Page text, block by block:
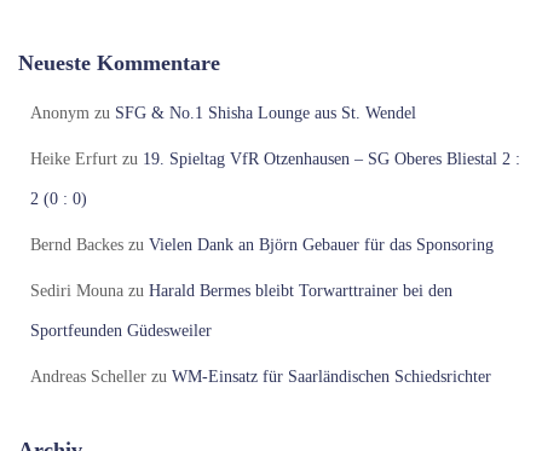
Neueste Kommentare
Anonym zu SFG & No.1 Shisha Lounge aus St. Wendel
Heike Erfurt zu 19. Spieltag VfR Otzenhausen – SG Oberes Bliestal 2 :
2 (0 : 0)
Bernd Backes zu Vielen Dank an Björn Gebauer für das Sponsoring
Sediri Mouna zu Harald Bermes bleibt Torwarttrainer bei den
Sportfeunden Güdesweiler
Andreas Scheller zu WM-Einsatz für Saarländischen Schiedsrichter